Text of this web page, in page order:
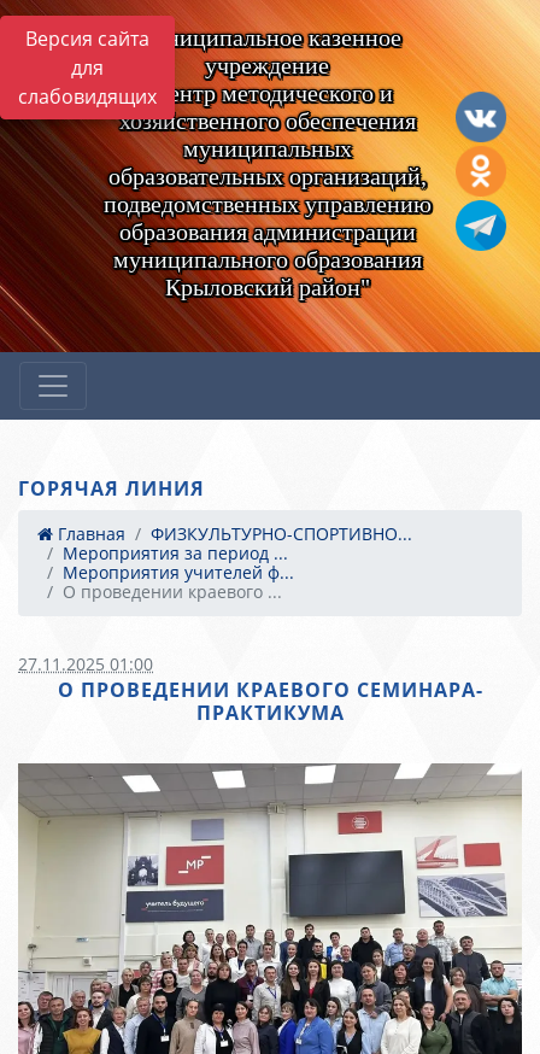
Версия сайта
для
слабовидящих
Муниципальное казенное
учреждение
"Центр методического и
хозяйственного обеспечения
муниципальных
образовательных организаций,
подведомственных управлению
образования администрации
муниципального образования
Крыловский район"
ГОРЯЧАЯ ЛИНИЯ
Главная
ФИЗКУЛЬТУРНО-СПОРТИВНО...
Мероприятия за период ...
Мероприятия учителей ф...
О проведении краевого ...
27.11.2025 01:00
О ПРОВЕДЕНИИ КРАЕВОГО СЕМИНАРА-
ПРАКТИКУМА